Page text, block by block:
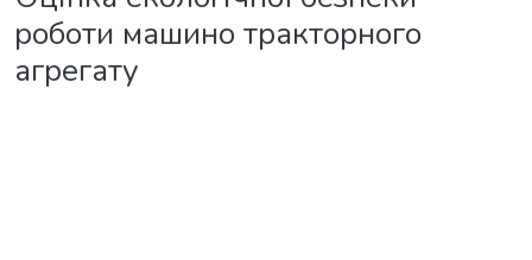
роботи машино тракторного
агрегату